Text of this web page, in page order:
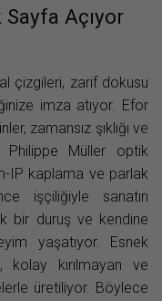
Açıyor
çizgileri, zarif dokusu
imza atıyor. Efor
zamansız şıklığı ve
Müller optik
IP kaplama ve parlak
işçiliğiyle sanatın
bir duruş ve kendine
yaşatıyor. Esnek
kolay kırılmayan ve
üretiliyor. Böylece